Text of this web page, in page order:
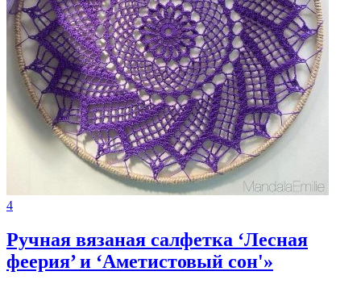
4
Ручная вязаная салфетка ‘Лесная
феерия’ и ‘Аметистовый сон'»